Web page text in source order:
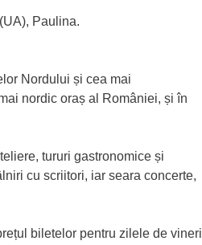
Paulina.
Nordului și cea mai
nordic oraș al României, și în
tururi gastronomice și
cu scriitori, iar seara concerte,
biletelor pentru zilele de vineri